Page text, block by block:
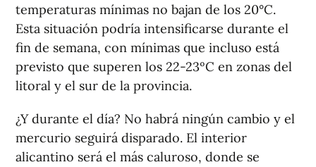
temperaturas mínimas no bajan de los 20°C.
Esta situación podría intensificarse durante el
fin de semana, con mínimas que incluso está
previsto que superen los 22-23ºC en zonas del
litoral y el sur de la provincia.
¿Y durante el día? No habrá ningún cambio y el
mercurio seguirá disparado. El interior
alicantino será el más caluroso, donde se